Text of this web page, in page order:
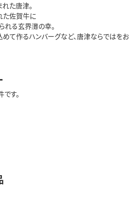
た唐津。
た佐賀牛に
れる玄界灘の幸。
て作るハンバーグなど、唐津ならではをお
す。